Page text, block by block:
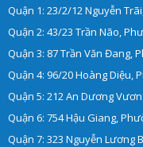
Quận 1: 23/2/12 Nguyễn
Quận 2: 43/23 Trần Não,
Quận 3: 87 Trần Văn Đang,
Quận 4: 96/20 Hoàng Diệu,
Quận 5: 212 An Dương
Quận 6: 754 Hậu Giang,
Quận 7: 323 Nguyễn Lương